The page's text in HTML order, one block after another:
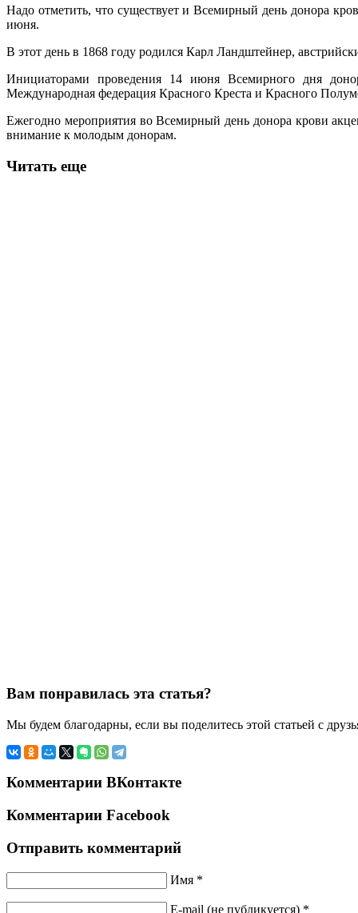
Надо отметить, что существует и Всемирный день донора
июня.
В этот день в 1868 году родился Карл Ландштейнер,
Инициаторами проведения 14 июня Всемирного дня
Международная федерация Красного Креста и Красного
Ежегодно мероприятия во Всемирный день донора крови
внимание к молодым донорам.
Читать еще
Вам понравилась эта статья?
Мы будем благодарны, если вы поделитесь этой статьей с
Комментарии ВКонтакте
Комментарии Facebook
Отправить комментарий
Имя *
E-mail (не публикуется) *